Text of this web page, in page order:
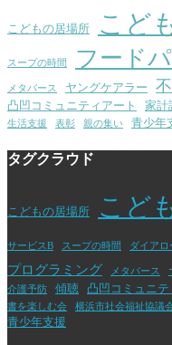
こどもの居場所 こど
スープの時間 フード
メタバース ヤングケアラー
凸凹コミュニティアート
家計
生活支援
表彰 親の集い 青少年
タグクラウド
こどもの居場所 こど
サービスB スープの時間 ダイアロ
プログラミング メタバース
介護予防 傾聴 凸凹コミュニテ
書を楽しむ会
横浜市社会福祉協議
青少年支援